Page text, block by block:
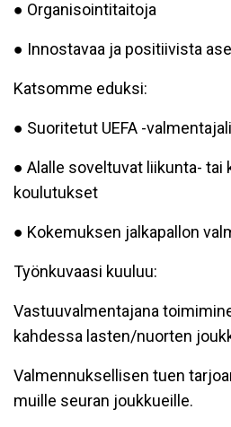
● Organisointitaitoja
● Innostavaa ja positiivista
Katsomme eduksi:
● Suoritetut UEFA -
● Alalle soveltuvat liikunta- tai
koulutukset
● Kokemuksen jalkapallon
Työnkuvaasi kuuluu:
Vastuuvalmentajana
kahdessa lasten/nuorten
Valmennuksellisen tuen
muille seuran joukkueille.